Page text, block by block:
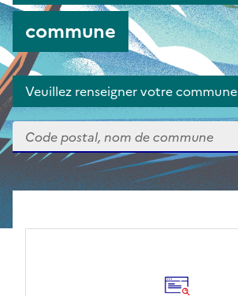
commune
Veuillez renseigner votre commune
Commune (ou code postal)*